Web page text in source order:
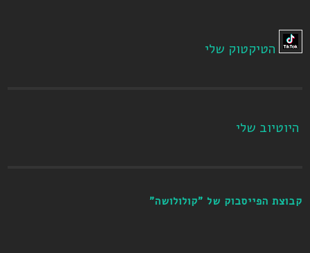
הטיקטוק שלי
היוטיוב שלי
קבוצת הפייסבוק של "קולולושה"